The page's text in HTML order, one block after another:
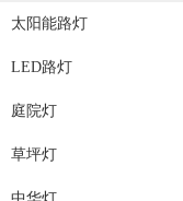
太阳能路灯
LED路灯
庭院灯
草坪灯